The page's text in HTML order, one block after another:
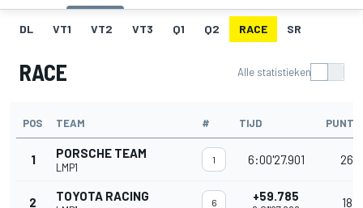
DL VT1 VT2 VT3 Q1 Q2 RACE SR
RACE Alle statistieken
POS TEAM # TIJD
1 PORSCHE TEAM
LMP1
1 6:00'27.901 26
2 TOYOTA RACING 6 +59.785 18